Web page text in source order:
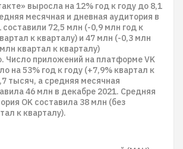
выросла на 12% год к году до 8,1
месячная и дневная аудитория в
составили 72,5 млн (-0,9 млн год к
к кварталу) и 47 млн (-0,3 млн
квартал к кварталу)
Число приложений на платформе VK
на 53% год к году (+7,9% квартал к
тысяч, а средняя месячная
46 млн в декабре 2021. Средняя
OK составила 38 млн (без
к кварталу).